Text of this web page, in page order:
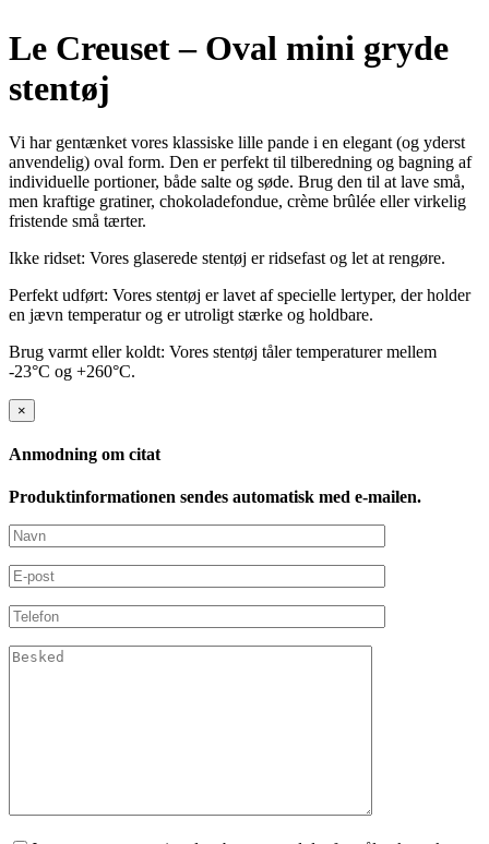
Le Creuset – Oval mini gryde
stentøj
Vi har gentænket vores klassiske lille pande i en elegant (og yderst
anvendelig) oval form. Den er perfekt til tilberedning og bagning af
individuelle portioner, både salte og søde. Brug den til at lave små,
men kraftige gratiner, chokoladefondue, crème brûlée eller virkelig
fristende små tærter.
Ikke ridset: Vores glaserede stentøj er ridsefast og let at rengøre.
Perfekt udført: Vores stentøj er lavet af specielle lertyper, der holder
en jævn temperatur og er utroligt stærke og holdbare.
Brug varmt eller koldt: Vores stentøj tåler temperaturer mellem
-23°C og +260°C.
×
Anmodning om citat
Produktinformationen sendes automatisk med e-mailen.